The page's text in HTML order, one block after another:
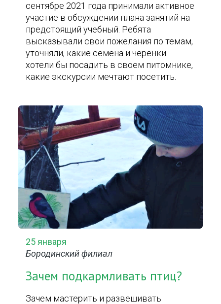
сентябре 2021 года принимали активное
участие в обсуждении плана занятий на
предстоящий учебный. Ребята
высказывали свои пожелания по темам,
уточняли, какие семена и черенки
хотели бы посадить в своем питомнике,
какие экскурсии мечтают посетить.
25 января
Бородинский филиал
Зачем подкармливать птиц?
Зачем мастерить и развешивать